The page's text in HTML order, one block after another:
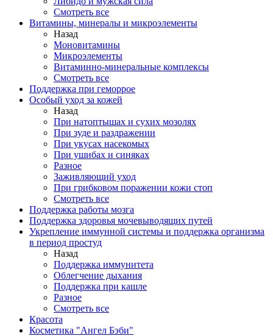
Смотреть все
Витамины, минералы и микроэлементы
Назад
Моновитамины
Микроэлементы
Витаминно-минеральные комплексы
Смотреть все
Поддержка при геморрое
Особый уход за кожей
Назад
При натоптышах и сухих мозолях
При зуде и раздражении
При укусах насекомых
При ушибах и синяках
Разное
Заживляющий уход
При грибковом поражении кожи стоп
Смотреть все
Поддержка работы мозга
Поддержка здоровья мочевыводящих путей
Укрепление иммунной системы и поддержка организма
в период простуд
Назад
Поддержка иммунитета
Облегчение дыхания
Поддержка при кашле
Разное
Смотреть все
Красота
Косметика "Ангел Бэби"